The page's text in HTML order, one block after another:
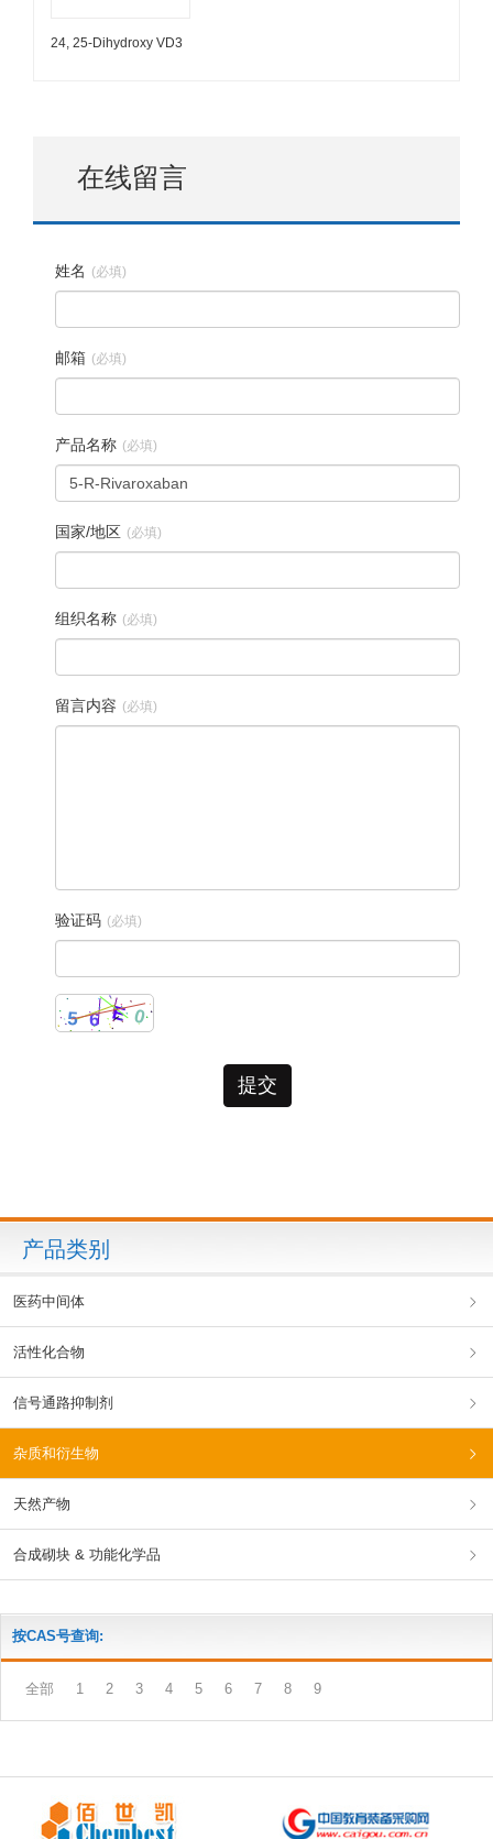
24, 25-Dihydroxy VD3
在线留言
姓名 (必填)
邮箱 (必填)
产品名称 (必填)
国家/地区 (必填)
组织名称 (必填)
留言内容 (必填)
验证码 (必填)
产品类别
医药中间体
活性化合物
信号通路抑制剂
杂质和衍生物
天然产物
合成砌块 & 功能化学品
按CAS号查询:
全部 1 2 3 4 5 6 7 8 9